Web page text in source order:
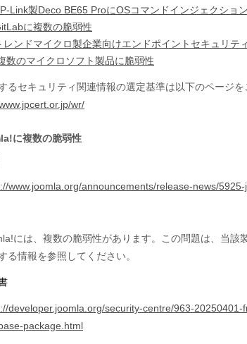
Link製Deco BE65 ProにOSコマンドインジェクショ
に複数の脆弱性
レンドマイクロ製企業向けエンドポイントセキュリテ
数のマイクロソフト製品に脆弱性
るセキュリティ関連情報の選定基準は以下のページを
wr/
に複数の脆弱性
www.joomla.org/announcements/release-news/
には、複数の脆弱性があります。この問題は、当
る情報を参照してください。
developer.joomla.org/security-centre/963-
package.html